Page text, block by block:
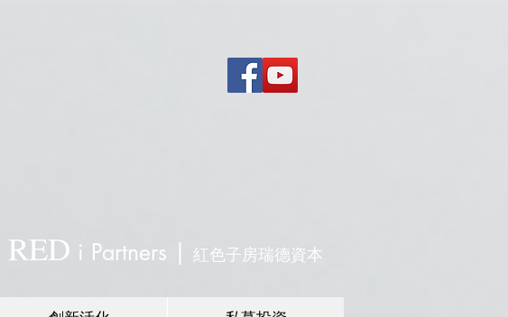
RED i Partners | 紅色子房瑞德資本